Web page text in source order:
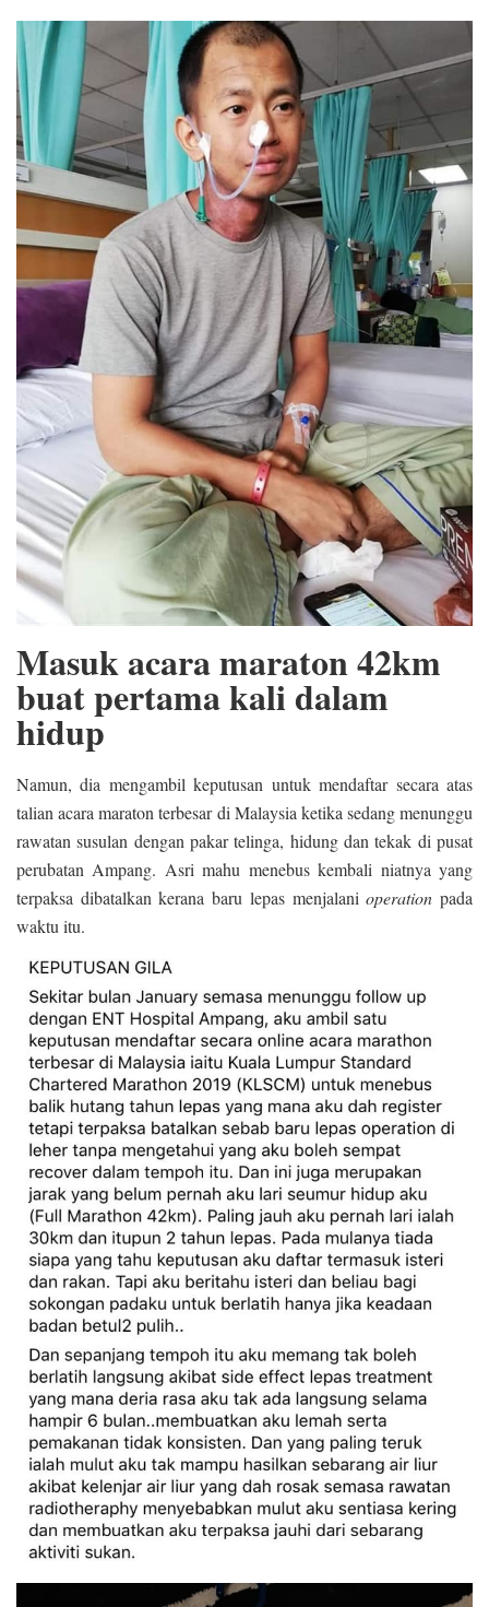
Masuk acara maraton 42km
buat pertama kali dalam
hidup
Namun, dia mengambil keputusan untuk mendaftar secara atas
talian acara maraton terbesar di Malaysia ketika sedang menunggu
rawatan susulan dengan pakar telinga, hidung dan tekak di pusat
perubatan Ampang. Asri mahu menebus kembali niatnya yang
terpaksa dibatalkan kerana baru lepas menjalanioperation pada
waktu itu.